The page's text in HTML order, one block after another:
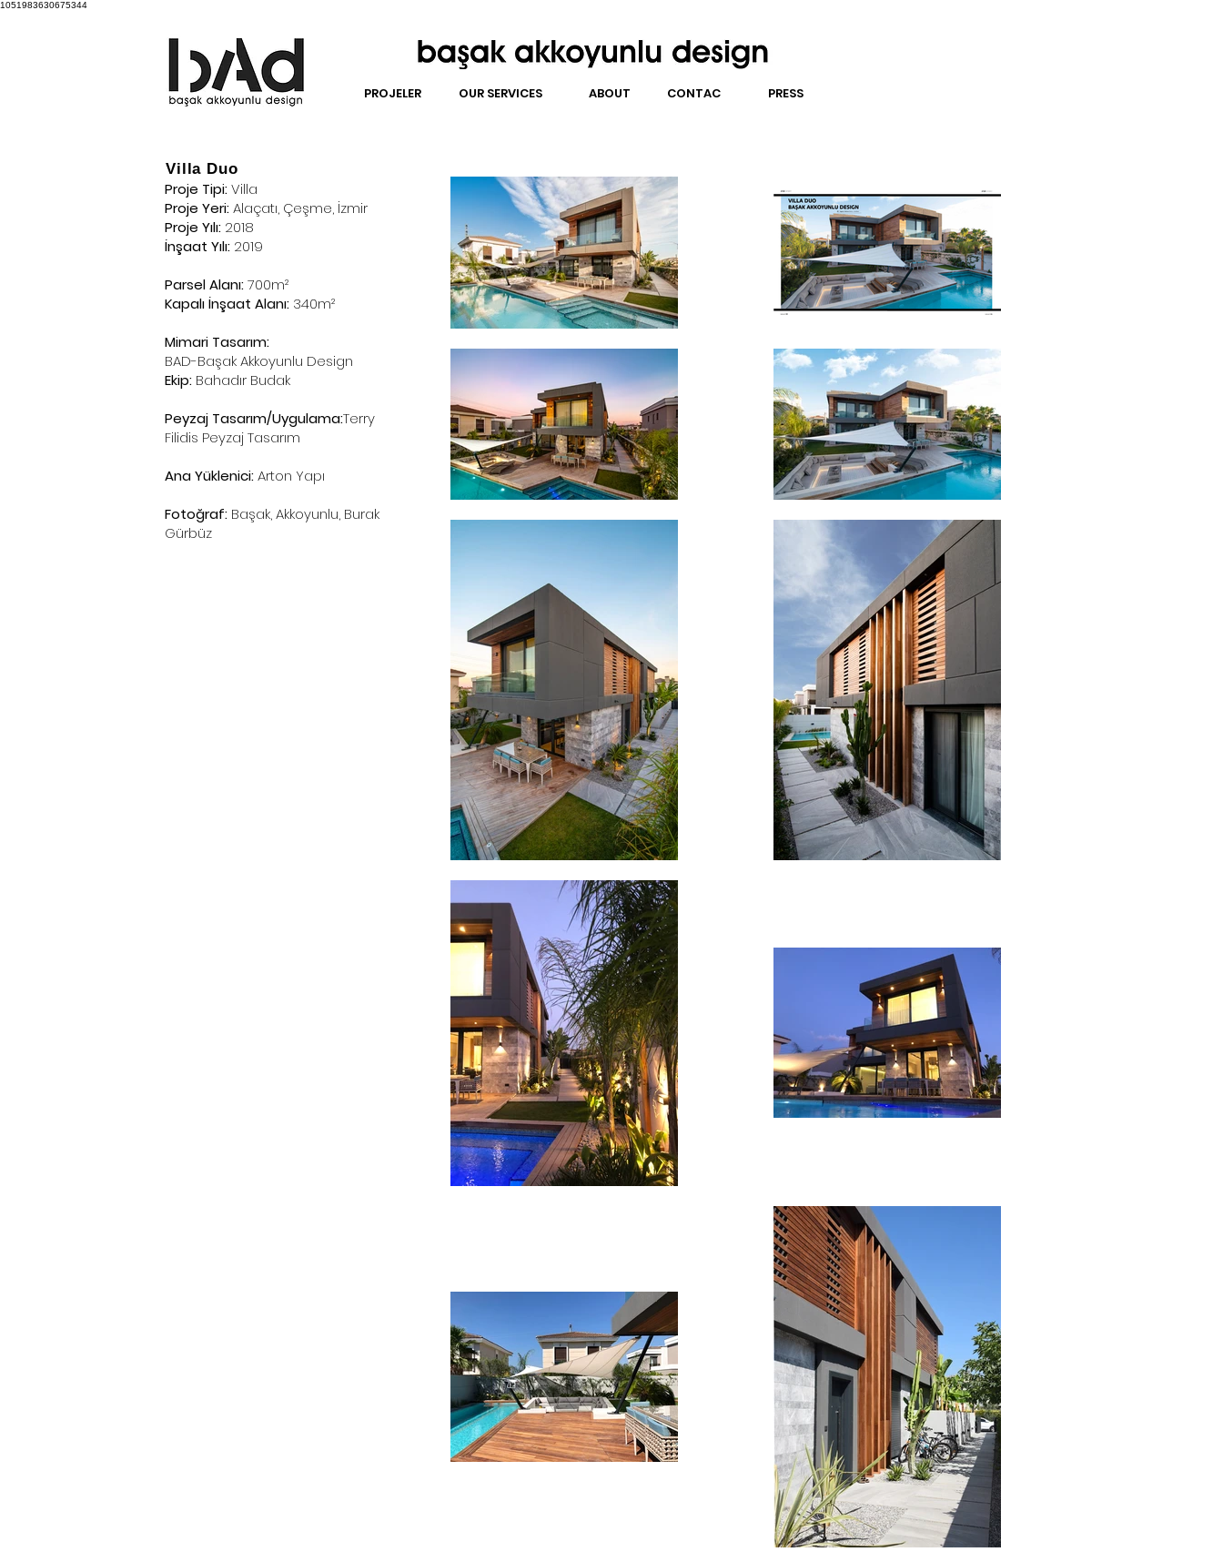
1051983630675344
PROJELER OUR SERVICES ABOUT CONTACT PRESS
Villa Duo
Proje Tipi:Villa
Proje Yeri:Alaçatı, Çeşme, İzmir
Proje Yılı: 2018
İnşaat Yılı: 2019
Parsel Alanı:700m²
Kapalı İnşaat Alanı: 340m²
Mimari Tasarım:
BAD-Başak Akkoyunlu Design
Ekip: Bahadır Budak
Peyzaj Tasarım/Uygulama:Terry
Filidis Peyzaj Tasarım
Ana Yüklenici:Arton Yapı
Fotoğraf: Başak, Akkoyunlu, Burak
Gürbüz